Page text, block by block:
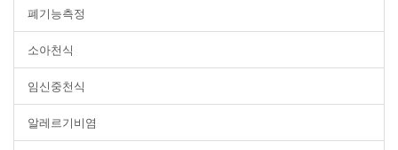
폐기능측정
소아천식
임신중천식
알레르기비염